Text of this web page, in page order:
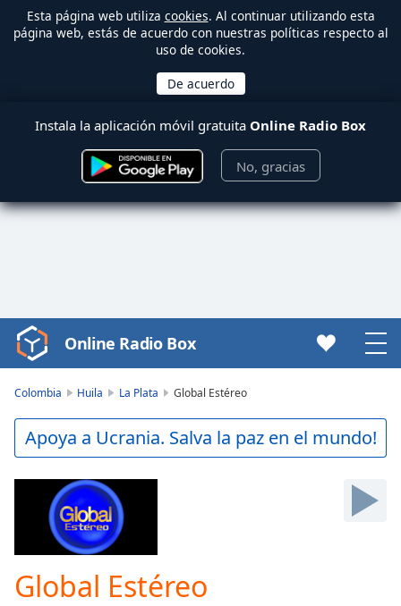
Esta página web utiliza cookies. Al continuar utilizando esta
página web, estás de acuerdo con nuestras políticas respecto al
uso de cookies.
Instala la aplicación móvil gratuita Online Radio Box
No, gracias
Video
Player
Play
Video
Backward
Mute
Current
Time 0:00
Online Radio Box
Colombia Huila La Plata Global Estéreo
Apoya a Ucrania. Salva la paz en el mundo!
Global Estéreo